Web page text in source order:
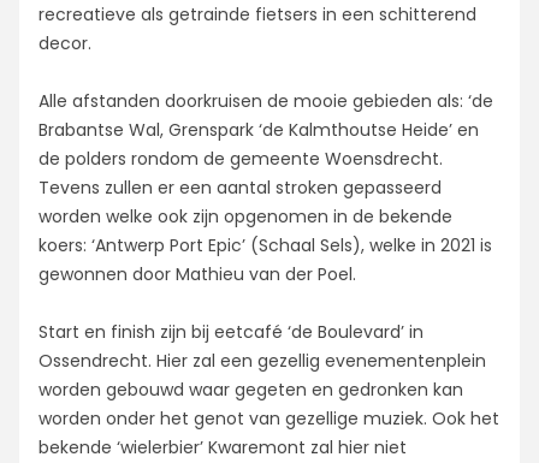
recreatieve als getrainde fietsers in een schitterend
decor.
Alle afstanden doorkruisen de mooie gebieden als: ‘de
Brabantse Wal, Grenspark ‘de Kalmthoutse Heide’ en
de polders rondom de gemeente Woensdrecht.
Tevens zullen er een aantal stroken gepasseerd
worden welke ook zijn opgenomen in de bekende
koers: ‘Antwerp Port Epic’ (Schaal Sels), welke in 2021 is
gewonnen door Mathieu van der Poel.
Start en finish zijn bij eetcafé ‘de Boulevard’ in
Ossendrecht. Hier zal een gezellig evenementen­plein
worden gebouwd waar gegeten en gedronken kan
worden onder het genot van gezellige muziek. Ook het
bekende ‘wielerbier’ Kwaremont zal hier niet